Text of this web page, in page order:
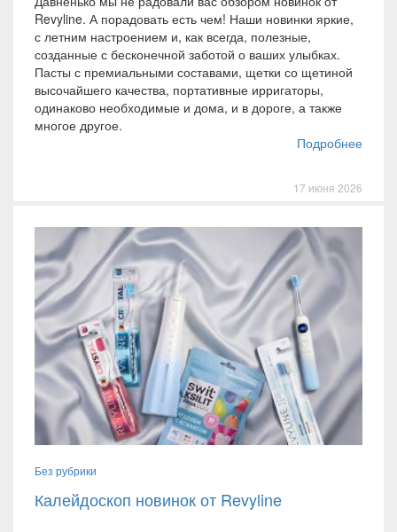
Revyline. А порадовать есть чем! Наши новинки яркие,
с летним настроением и, как всегда, полезные,
созданные с бесконечной заботой о ваших улыбках.
Пасты с премиальными составами, щетки со щетиной
высочайшего качества, портативные ирригаторы,
одинаково необходимые и дома, и в дороге, а также
многое другое.
Подробнее
17 июня 2026
Без рубрики
Калейдоскоп новинок от Revyline